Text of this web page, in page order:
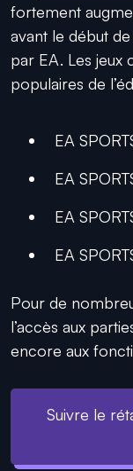
fortement
avant le début
par EA. Les jeux
populaires de
EA
EA
EA
EA
Pour de
l’accès aux
encore aux
Suivre le